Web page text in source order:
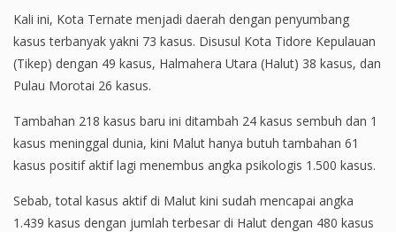
Kali ini, Kota Ternate menjadi daerah dengan penyumbang
kasus terbanyak yakni 73 kasus. Disusul Kota Tidore Kepulauan
(Tikep) dengan 49 kasus, Halmahera Utara (Halut) 38 kasus, dan
Pulau Morotai 26 kasus.
Tambahan 218 kasus baru ini ditambah 24 kasus sembuh dan 1
kasus meninggal dunia, kini Malut hanya butuh tambahan 61
kasus positif aktif lagi menembus angka psikologis 1.500 kasus.
Sebab, total kasus aktif di Malut kini sudah mencapai angka
1.439 kasus dengan jumlah terbesar di Halut dengan 480 kasus